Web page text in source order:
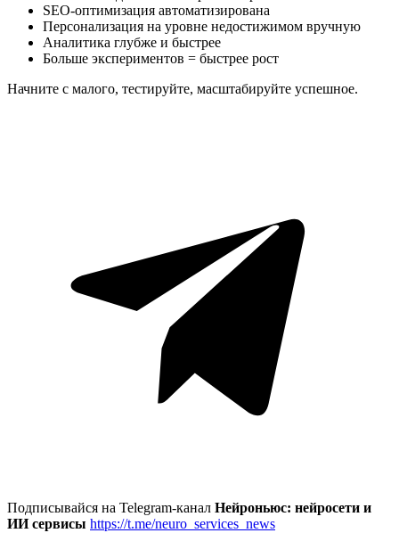
SEO-оптимизация автоматизирована
Персонализация на уровне недостижимом вручную
Аналитика глубже и быстрее
Больше экспериментов = быстрее рост
Начните с малого, тестируйте, масштабируйте успешное.
Подписывайся на Telegram-канал Нейроньюс: нейросети и
ИИ сервисы https://t.me/neuro_services_news